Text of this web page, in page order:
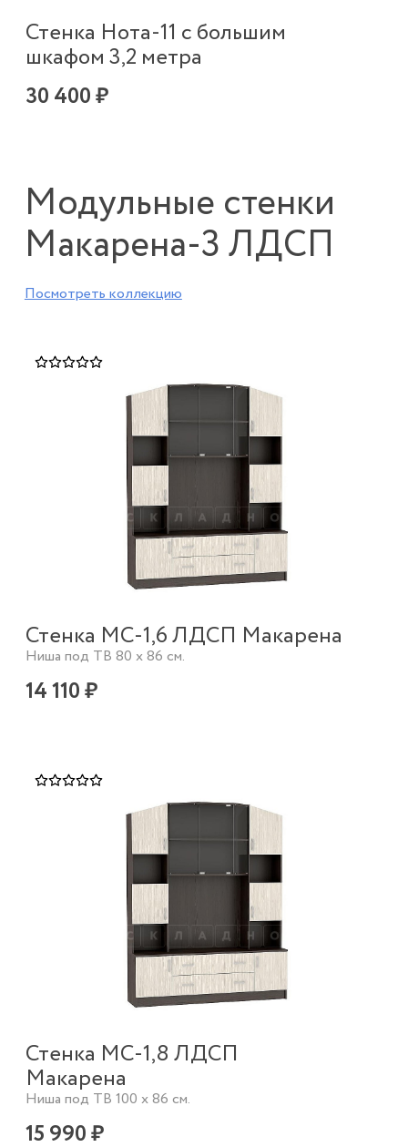
Стенка Нота-11 с большим
шкафом 3,2 метра
30 400 ₽
Модульные стенки
Макарена-3 ЛДСП
Посмотреть коллекцию
Стенка МС-1,6 ЛДСП Макарена
Ниша под ТВ 80 х 86 см.
14 110 ₽
Стенка МС-1,8 ЛДСП
Макарена
Ниша под ТВ 100 х 86 см.
15 990 ₽